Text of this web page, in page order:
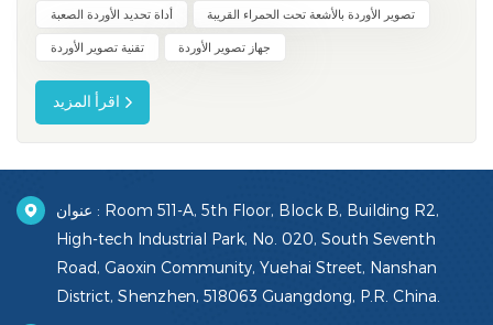
الوصول الوريدي الصعبة. يعتمد اختيار الجهاز على عمق الوريد وعمر
أداة تحديد الأوردة الصعبة تصوير الأوردة بالأشعة تحت الحمراء القريبة
تقنية تصوير الأوردة جهاز تصوير الأوردة
اقرأ المزيد
عنوان : Room 511-A, 5th Floor, Block B, Building R2,
High-tech Industrial Park, No. 020, South Seventh
Road, Gaoxin Community, Yuehai Street, Nanshan
District, Shenzhen, 518063 Guangdong, P.R. China.